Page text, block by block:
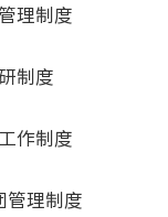
理制度
制度
作制度
管理制度